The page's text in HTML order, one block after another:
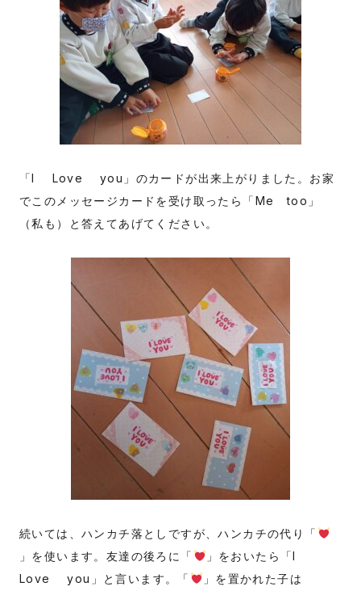
「I Love you」のカードが出来上がりました。お家
でこのメッセージカードを受け取ったら「Me too」
（私も）と答えてあげてください。
続いては、ハンカチ落としですが、ハンカチの代り「
」を使います。友達の後ろに「
」をおいたら「I
Love you」と言います。「
」を置かれた子は